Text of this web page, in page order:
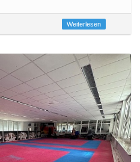
Weiterlesen